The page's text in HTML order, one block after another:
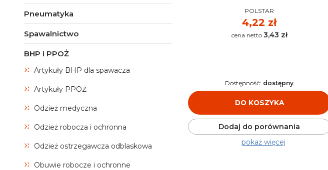
Pneumatyka
Spawalnictwo
BHP i PPOŻ
Artykuły BHP dla spawacza
Artykuły PPOŻ
Odzież medyczna
Odzież robocza i ochronna
Odzież ostrzegawcza odblaskowa
Obuwie robocze i ochronne
PRODUCENT
POLSTAR
Cena
4,22 zł
Cena 3,43 zł
DO KOSZYKA
Dostępność: dostępny
Dodaj do porównania
pokaż więcej